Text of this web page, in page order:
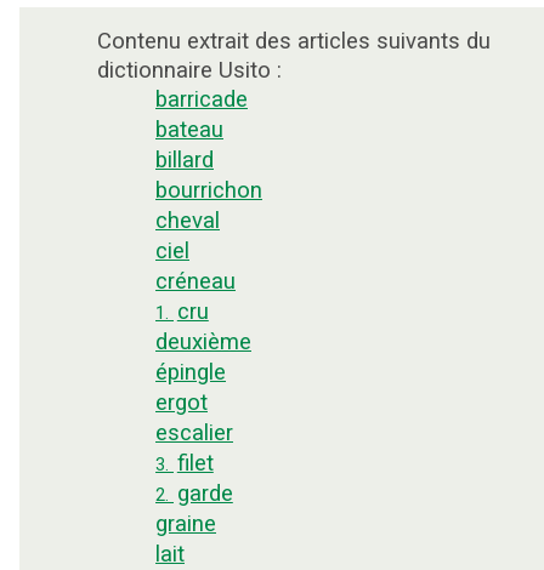
Contenu extrait des articles suivants du
dictionnaire Usito :
barricade
bateau
billard
bourrichon
cheval
ciel
créneau
1. cru
deuxième
épingle
ergot
escalier
3. filet
2. garde
graine
lait